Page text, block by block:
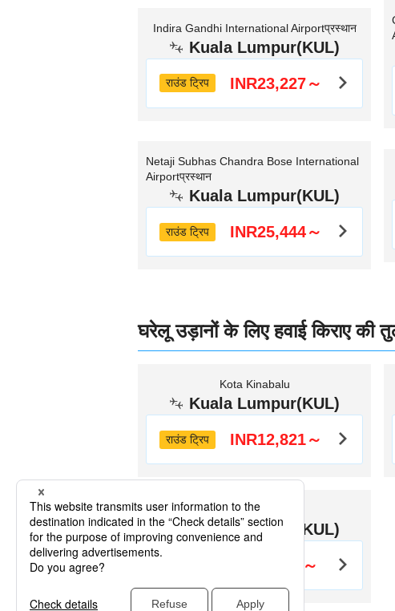
Indira Gandhi International Airportप्रस्थान
Kuala Lumpur(KUL)
राउंड ट्रिप INR23,227～
Netaji Subhas Chandra Bose International
Airportप्रस्थान
Kuala Lumpur(KUL)
राउंड ट्रिप INR25,444～
घरेलू उड़ानों के लिए हवाई किराए की
Kota Kinabalu
Kuala Lumpur(KUL)
राउंड ट्रिप INR12,821～
Johore Bahru
Kuala Lumpur(KUL)
INR6,171～